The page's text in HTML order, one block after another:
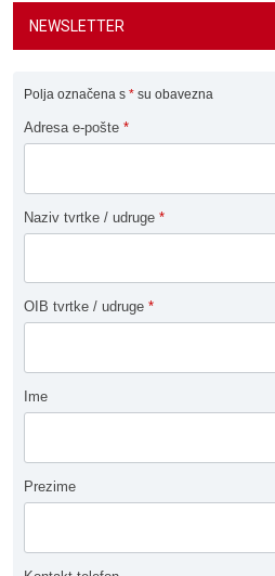
NEWSLETTER
Polja označena s * su obavezna
Adresa e-pošte *
Naziv tvrtke / udruge *
OIB tvrtke / udruge *
Ime
Prezime